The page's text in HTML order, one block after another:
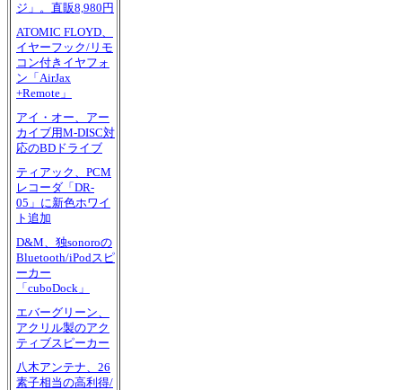
ジ」。直販8,980円
ATOMIC FLOYD、
イヤーフック/リモ
コン付きイヤフォ
ン「AirJax
+Remote」
アイ・オー、アー
カイブ用M-DISC対
応のBDドライブ
ティアック、PCM
レコーダ「DR-
05」に新色ホワイ
ト追加
D&M、独sonoroの
Bluetooth/iPodスピ
ーカー
「cuboDock」
エバーグリーン、
アクリル製のアク
ティブスピーカー
八木アンテナ、26
素子相当の高利得/